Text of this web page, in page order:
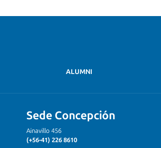
ALUMNI
Sede Concepción
Ainavillo 456
(+56-41) 226 8610